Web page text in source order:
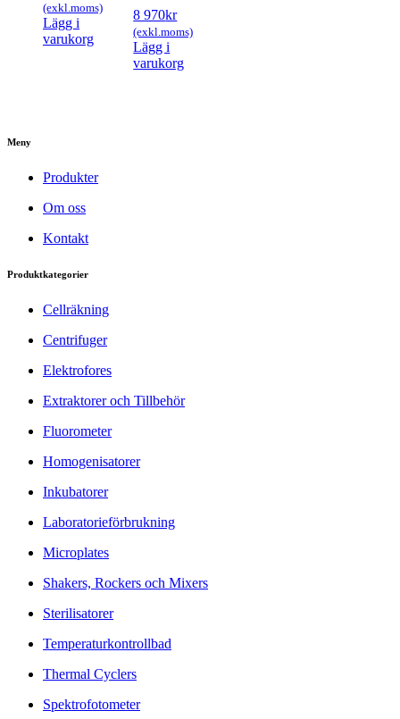
(exkl.moms)
Lägg i
varukorg
8 970kr
(exkl.moms)
Lägg i
varukorg
Meny
Produkter
Om oss
Kontakt
Produktkategorier
Cellräkning
Centrifuger
Elektrofores
Extraktorer och Tillbehör
Fluorometer
Homogenisatorer
Inkubatorer
Laboratorieförbrukning
Microplates
Shakers, Rockers och Mixers
Sterilisatorer
Temperaturkontrollbad
Thermal Cyclers
Spektrofotometer